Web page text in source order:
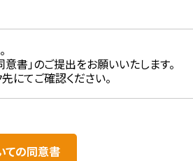
書」のご提出をお願いいたします。
にてご確認ください。
ての同意書